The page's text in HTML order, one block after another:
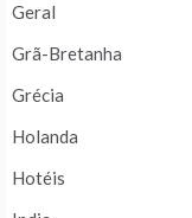
Geral
Grã-Bretanha
Grécia
Holanda
Hotéis